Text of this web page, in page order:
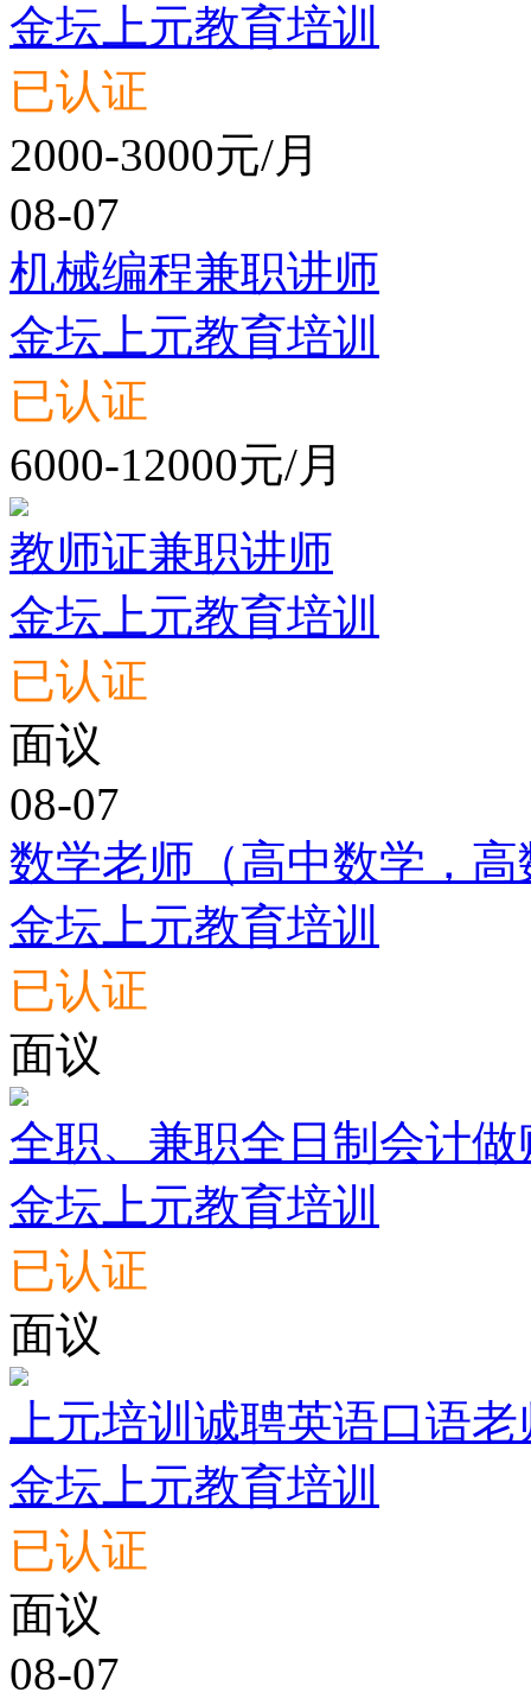
金坛上元教育培训
已认证
2000-3000元/月
08-07
机械编程兼职讲师
金坛上元教育培训
已认证
6000-12000元/月
教师证兼职讲师
金坛上元教育培训
已认证
面议
08-07
数学老师（高中数学，
金坛上元教育培训
已认证
面议
全职、兼职全日制会计做
金坛上元教育培训
已认证
面议
上元培训诚聘英语口语老
金坛上元教育培训
已认证
面议
08-07